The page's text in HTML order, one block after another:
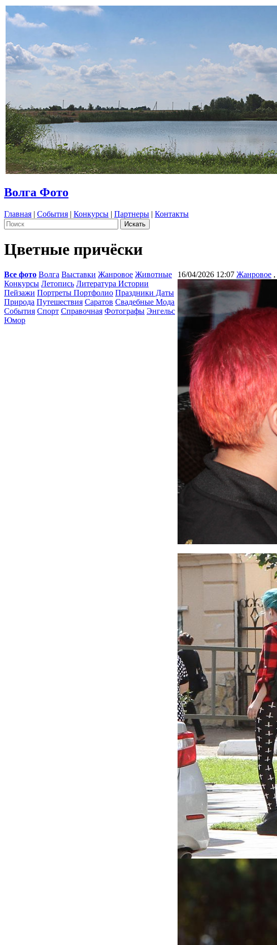
Волга Фото
Главная | События | Конкурсы | Партнеры | Контакты
Цветные причёски
Все фото Волга Выставки Жанровое Животные
Конкурсы Летопись Литература Истории
Пейзажи Портреты Портфолио Праздники Даты
Природа Путешествия Саратов Свадебные Мода
События Спорт Справочная Фотографы Энгельс
Юмор
16/04/2026 12:07 Жанровое ,